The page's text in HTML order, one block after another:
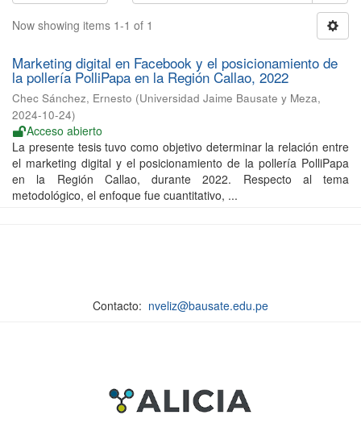
Now showing items 1-1 of 1
Marketing digital en Facebook y el posicionamiento de
la pollería PolliPapa en la Región Callao, 2022
Chec Sánchez, Ernesto (Universidad Jaime Bausate y Meza,
2024-10-24)
Acceso abierto
La presente tesis tuvo como objetivo determinar la relación entre
el marketing digital y el posicionamiento de la pollería PolliPapa
en la Región Callao, durante 2022. Respecto al tema
metodológico, el enfoque fue cuantitativo, ...
Contacto: nveliz@bausate.edu.pe